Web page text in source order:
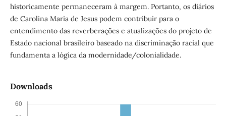
historicamente permaneceram à margem. Portanto, os diários
de Carolina Maria de Jesus podem contribuir para o
entendimento das reverberações e atualizações do projeto de
Estado nacional brasileiro baseado na discriminação racial que
fundamenta a lógica da modernidade/colonialidade.
Downloads